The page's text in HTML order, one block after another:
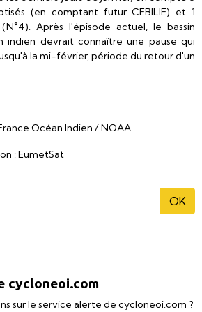
(en comptant futur CEBILIE) et 1
Après l'épisode actuel, le bassin
indien devrait connaître une pause qui
la mi-février, période du retour d'un
Océan Indien / NOAA
: EumetSat
OK
cycloneoi.com
sur le service alerte de cycloneoi.com ?